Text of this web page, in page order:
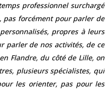
professionnel surchargé
pas forcément pour parler de
propres à leurs
parler de nos activités, de ce
Flandre, du côté de Lille, on
plusieurs spécialistes, qui
les orienter, pas pour les